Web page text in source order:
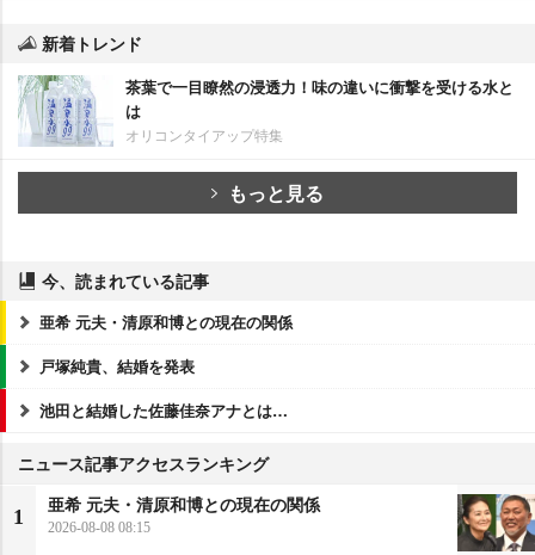
新着トレンド
茶葉で一目瞭然の浸透力！味の違いに衝撃を受ける水と
は
オリコンタイアップ特集
もっと見る
今、読まれている記事
亜希 元夫・清原和博との現在の関係
戸塚純貴、結婚を発表
池田と結婚した佐藤佳奈アナとは…
ニュース記事アクセスランキング
1
亜希 元夫・清原和博との現在の関係
2026-08-08 08:15